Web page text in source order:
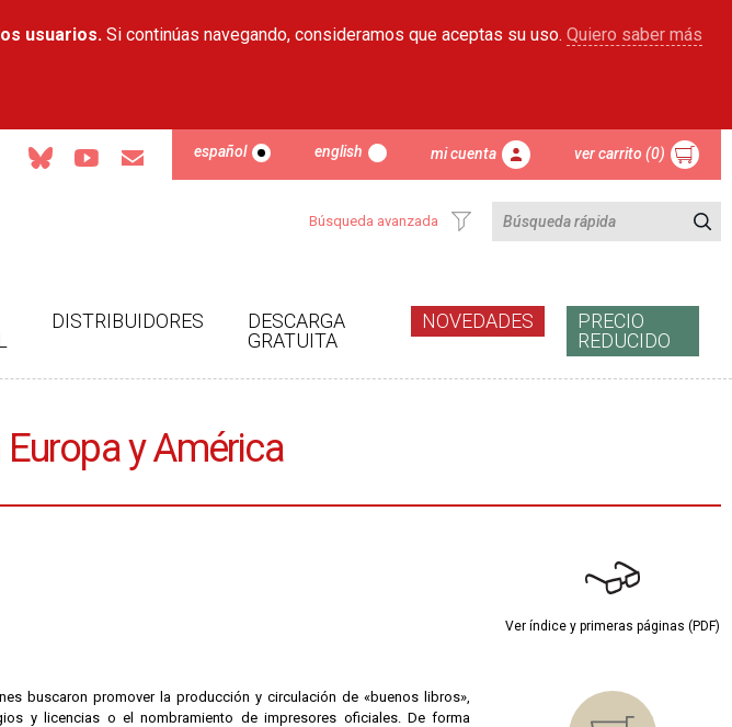
usuarios. Si continúas navegando, consideramos que aceptas su uso. Quiero saber más
español english mi cuenta ver carrito (0)
Búsqueda avanzada
DISTRIBUIDORES
DESCARGA
GRATUITA
NOVEDADES
PRECIO
REDUCIDO
y América
buscaron promover la producción y circulación de «buenos libros»,
y licencias o el nombramiento de impresores oficiales. De forma
Ver índice y primeras páginas (PDF)